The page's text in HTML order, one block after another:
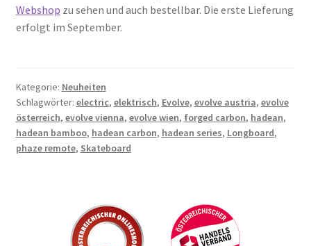
Webshop zu sehen und auch bestellbar. Die erste Lieferung
erfolgt im September.
Kategorie: Neuheiten
Schlagwörter: electric, elektrisch, Evolve, evolve austria, evolve
österreich, evolve vienna, evolve wien, forged carbon, hadean,
hadean bamboo, hadean carbon, hadean series, Longboard,
phaze remote, Skateboard